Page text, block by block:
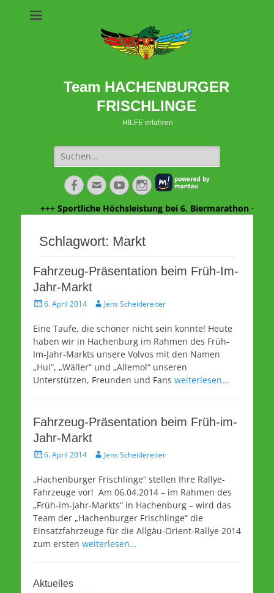
Team HACHENBURGER
FRISCHLINGE
HILFE erfahren
Suche
nach:
Facebook
E-
Mail
YouTubeInstagram
+++ Sportliche Höchsleistung bei 6. Biermarathon +++
Schlagwort: Markt
Fahrzeug-Präsentation beim Früh-Im-
Jahr-Markt
Veröffentlicht
6. April 2014 AutorJens Scheidereiter
Eine Taufe, die schöner nicht sein konnte! Heute
haben wir in Hachenburg im Rahmen des Früh-
Im-Jahr-Markts unsere Volvos mit den Namen
„Hui“, „Wäller“ und „Allemol“ unseren
Unterstützen, Freunden und Fans weiterlesen…
Fahrzeug-Präsentation beim Früh-im-
Jahr-Markt
Veröffentlicht
6. April 2014 AutorJens Scheidereiter
„Hachenburger Frischlinge“ stellen Ihre Rallye-
Fahrzeuge vor! Am 06.04.2014 – im Rahmen des
„Früh-im-Jahr-Markts“ in Hachenburg – wird das
Team der „Hachenburger Frischlinge“ die
Einsatzfahrzeuge für die Allgäu-Orient-Rallye 2014
zum ersten weiterlesen…
Aktuelles